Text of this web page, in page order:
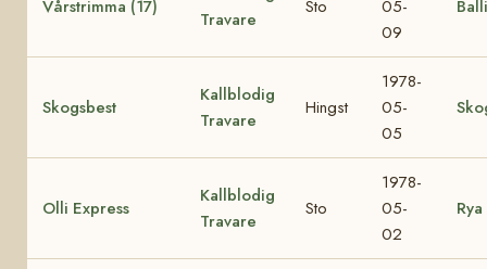
Vårstrimma (17)
Travare
Sto
05-
09
Skogsbest
Kallblodig
Travare
Hingst
1978-
05-
05
Olli Express
Kallblodig
Travare
Sto
1978-
05-
02